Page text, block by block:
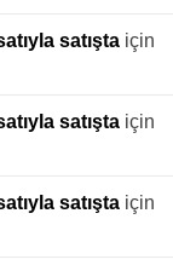
satışta için
satışta için
satışta için